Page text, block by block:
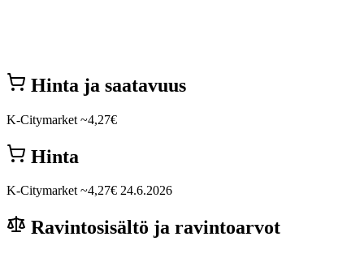
Hinta ja saatavuus
K-Citymarket ~4,27€
Hinta
K-Citymarket ~4,27€ 24.6.2026
Ravintosisältö ja ravintoarvot